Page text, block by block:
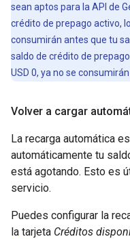
sean aptos para la API de
crédito de prepago activo,
consumirán antes que tu
saldo de crédito de
USD 0, ya no se
Volver a cargar
La recarga automática
automáticamente tu
está agotando. Esto es
servicio.
Puedes configurar la
la tarjeta Créditos